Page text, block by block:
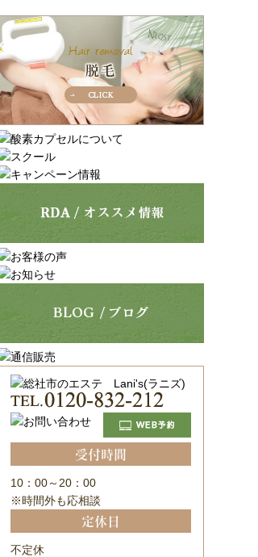
受付時間
10：00～20：00
※時間外も応相談
定休日
不定休